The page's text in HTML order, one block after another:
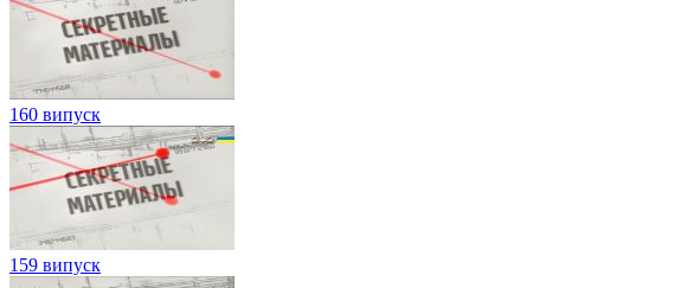
160 випуск
159 випуск